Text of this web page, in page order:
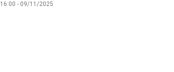
16:00 - 09/11/2025